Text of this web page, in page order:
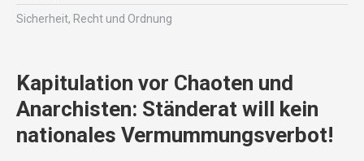
Sicherheit, Recht und Ordnung
Kapitulation vor Chaoten und
Anarchisten: Ständerat will kein
nationales Vermummungsverbot!